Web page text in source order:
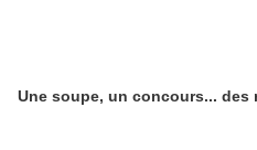
Une soupe, un concours... des